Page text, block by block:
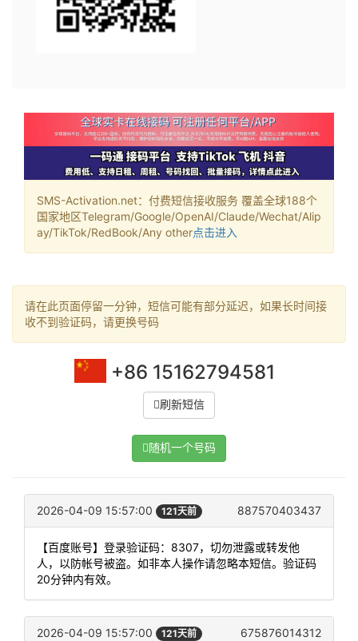
SMS-Activation.net：付费短信接收服务 覆盖全球188个
国家地区Telegram/Google/OpenAI/Claude/Wechat/Alip
ay/TikTok/RedBook/Any other点击进入
请在此页面停留一分钟，短信可能有部分延迟，如果长时间接
收不到验证码，请更换号码
+86 15162794581
刷新短信
随机一个号码
2026-04-09 15:57:00 121天前 887570403437
【百度账号】登录验证码：8307，切勿泄露或转发他
人，以防帐号被盗。如非本人操作请忽略本短信。验证码
20分钟内有效。
2026-04-09 15:57:00 121天前 675876014312